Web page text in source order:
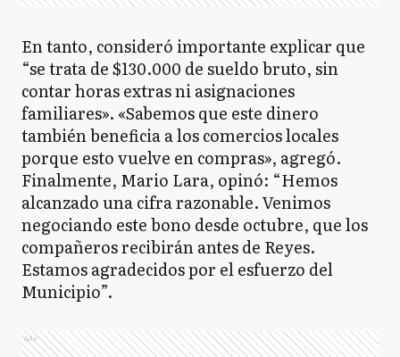
En tanto, consideró importante explicar que
“se trata de $130.000 de sueldo bruto, sin
contar horas extras ni asignaciones
familiares». «Sabemos que este dinero
también beneficia a los comercios locales
porque esto vuelve en compras», agregó.
Finalmente, Mario Lara, opinó: “Hemos
alcanzado una cifra razonable. Venimos
negociando este bono desde octubre, que los
compañeros recibirán antes de Reyes.
Estamos agradecidos por el esfuerzo del
Municipio”.
Ads